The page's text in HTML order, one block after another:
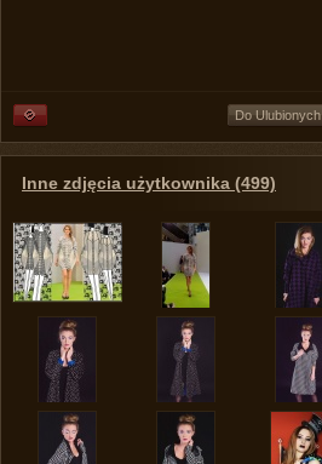
Do Ulubionych
Inne zdjęcia użytkownika (499)